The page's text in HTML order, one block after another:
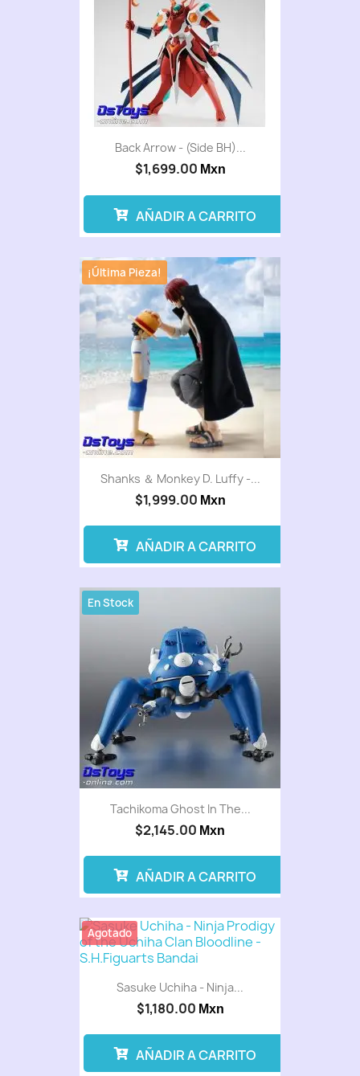
Back Arrow - (Side BH)...
$1,699.00 Mxn
AÑADIR A CARRITO
Shanks ＆ Monkey D. Luffy -...
$1,999.00 Mxn
¡Última Pieza!
AÑADIR A CARRITO
Tachikoma Ghost In The...
$2,145.00 Mxn
En Stock
AÑADIR A CARRITO
Sasuke Uchiha - Ninja...
$1,180.00 Mxn
Agotado
AÑADIR A CARRITO